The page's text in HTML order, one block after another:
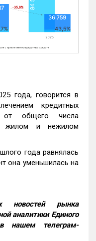
года, говорится в
кредитных
от общего числа
жилом и нежилом
года равнялась
она уменьшилась на
новостей рынка
аналитики Единого
нашем телеграм-